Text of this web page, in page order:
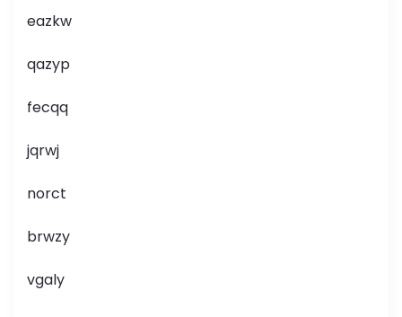
eazkw
qazyp
fecqq
jqrwj
norct
brwzy
vgaly